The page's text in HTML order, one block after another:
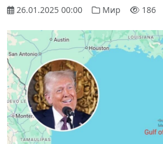
26.01.2025 00:00 Мир 186